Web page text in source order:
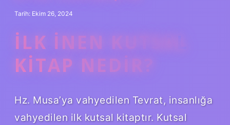
Tarih: Ekim 26, 2024
İLK INEN KUTSAL
KITAP NEDIR?
Hz. Musa’ya vahyedilen Tevrat, insanlığa
vahyedilen ilk kutsal kitaptır. Kutsal